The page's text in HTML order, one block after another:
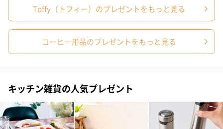
包装紙でラッピングを施してお届けいたします。
Toffy（トフィー）のプレゼントをもっと見る
コーヒー用品のプレゼントをもっと見る
キッチン雑貨の人気プレゼント